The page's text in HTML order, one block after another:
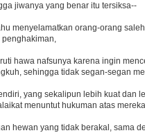
jiwanya yang benar itu tersiksa--
menyelamatkan orang-orang
hawa nafsunya karena ingin
sehingga tidak segan-segan
yang sekalipun lebih kuat dan
menuntut hukuman atas
hewan yang tidak berakal, sama